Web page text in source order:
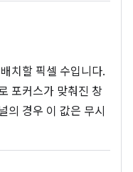
치할 픽셀 수입니다.
포커스가 맞춰진 창
의 경우 이 값은 무시